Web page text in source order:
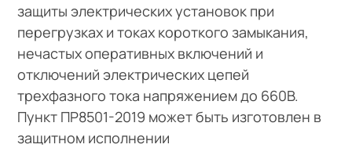
защиты электрических установок при
перегрузках и токах короткого замыкания,
нечастых оперативных включений и
отключений электрических цепей
трехфазного тока напряжением до 660В.
Пункт ПР8501-2019 может быть изготовлен в
защитном исполнении